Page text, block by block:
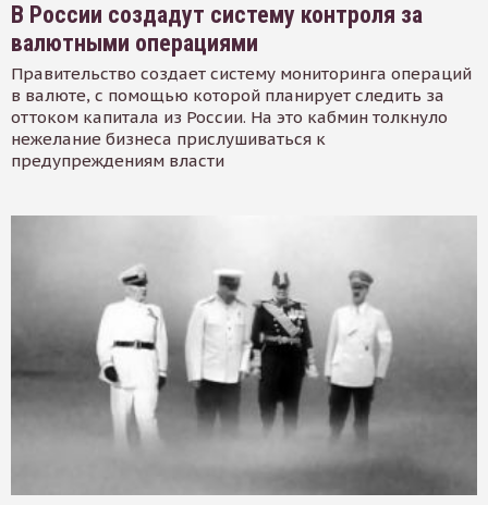
В России создадут систему контроля за
валютными операциями
Правительство создает систему мониторинга операций
в валюте, с помощью которой планирует следить за
оттоком капитала из России. На это кабмин толкнуло
нежелание бизнеса прислушиваться к
предупреждениям власти